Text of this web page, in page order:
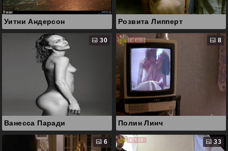
Уитни Андерсон Розвита Липперт
30
Ванесса Паради
8
Полин Линч
6 33